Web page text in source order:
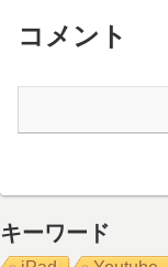
コメント
キーワード